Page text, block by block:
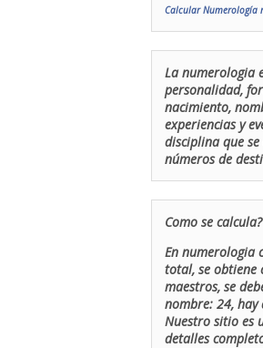
Calcular Numerología
La numerologia
personalidad,
nacimiento,
experiencias y
disciplina que
números de
Como se calcula?
En numerologia
total, se obtiene
maestros, se
nombre: 24,
Nuestro sitio es
detalles